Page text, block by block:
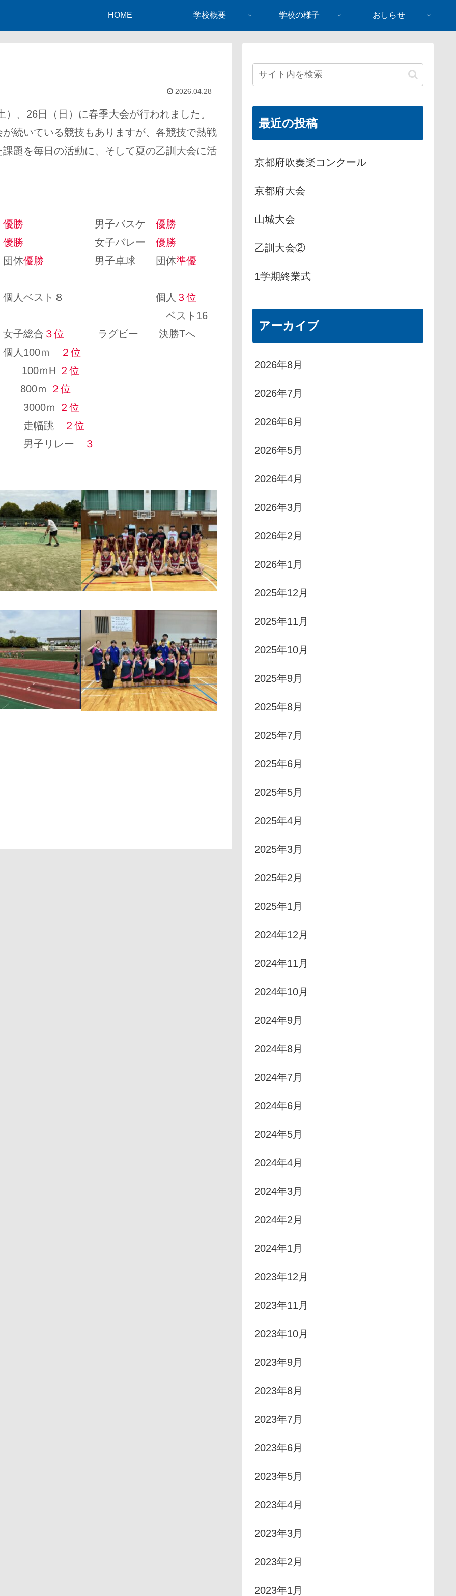
HOME 学校概要 学校の様子 おしらせ
2026.04.28
、26日（日）に春季大会が行われました。
続いている競技もありますが、各競技で熱戦
題を毎日の活動に、そして夏の乙訓大会に活
優勝 男子バスケ 優勝
優勝 女子バレー 優勝
体優勝 男子卓球 団体準優
８ 個人 ３位
16
総合 ３位 ラグビー 決勝Tへ
ｍ
２位
H ２位
ｍ
２位
２位
２位
ー
３
最近の投稿
京都府吹奏楽コンクール
京都府大会
山城大会
乙訓大会②
1学期終業式
アーカイブ
2026年8月
2026年7月
2026年6月
2026年5月
2026年4月
2026年3月
2026年2月
2026年1月
2025年12月
2025年11月
2025年10月
2025年9月
2025年8月
2025年7月
2025年6月
2025年5月
2025年4月
2025年3月
2025年2月
2025年1月
2024年12月
2024年11月
2024年10月
2024年9月
2024年8月
2024年7月
2024年6月
2024年5月
2024年4月
2024年3月
2024年2月
2024年1月
2023年12月
2023年11月
2023年10月
2023年9月
2023年8月
2023年7月
2023年6月
2023年5月
2023年4月
2023年3月
2023年2月
2023年1月